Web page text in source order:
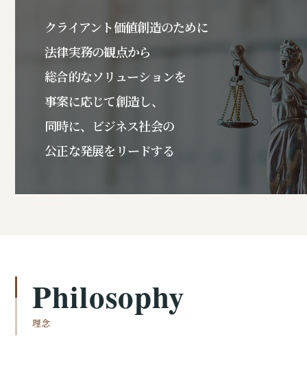
クライアント価値創造のために
法律実務の観点から
総合的なソリューションを
事案に応じて創造し、
同時に、ビジネス社会の
公正な発展をリードする
Philosophy
理念